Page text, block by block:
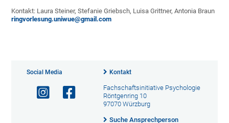
Kontakt: Laura Steiner, Stefanie Griebsch, Luisa Grittner, Antonia Braun
ringvorlesung.uniwue@gmail.com
Social Media Kontakt
Fachschaftsinitiative Psychologie
Röntgenring 10
97070 Würzburg
Suche Ansprechperson